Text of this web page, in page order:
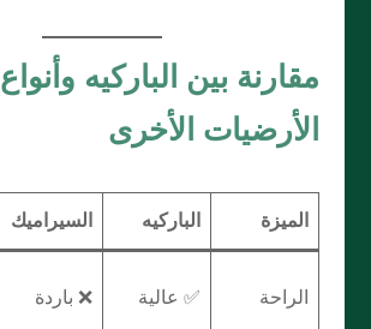
مقارنة بين الباركيه وأنواع
الأرضيات الأخرى
الميزة الباركيه السيراميك
الراحة ✅ عالية ❌ باردة